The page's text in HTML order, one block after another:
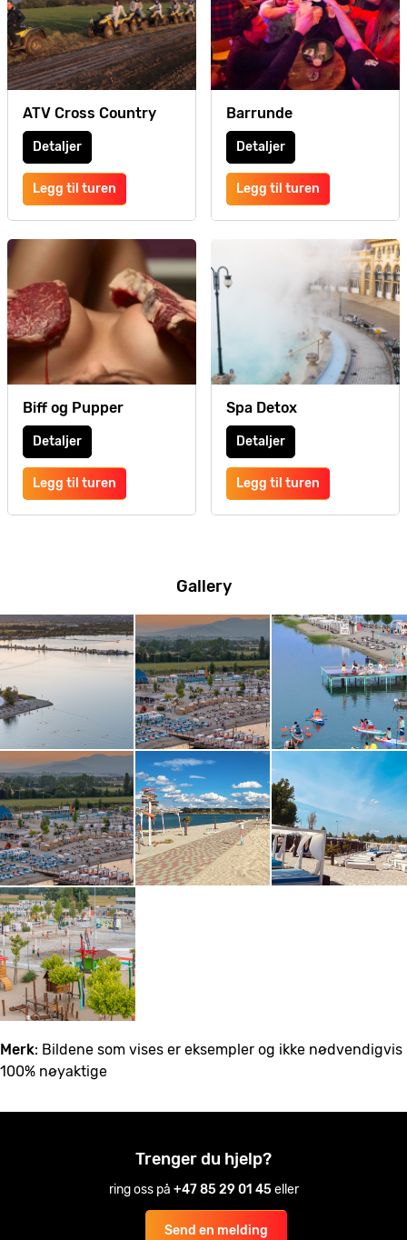
ATV Cross Country
Detaljer
Legg til turen
Barrunde
Detaljer
Legg til turen
Biff og Pupper
Detaljer
Legg til turen
Spa Detox
Detaljer
Legg til turen
Gallery
Merk: Bildene som vises er eksempler og ikke nødvendigvis
100% nøyaktige
Trenger du hjelp?
ring oss på +47 85 29 01 45eller
Send en melding